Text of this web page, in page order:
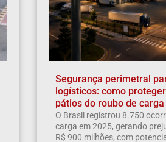
Segurança perimetral
logísticos: como
pátios do roubo de carga
O Brasil registrou 8.750
carga em 2025, gerando
R$ 900 milhões, com